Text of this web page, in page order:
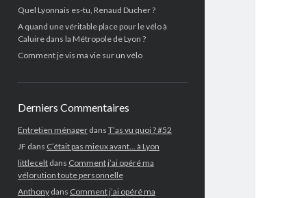
Quel Lyonnais es-tu, Renaud Ducher ?
A quand une véritable place pour le vélo à
Caluire dans la Métropole de Lyon ?
Comment je vis ma vie sur un vélo
Derniers Commentaires
Entretien ménagerdans T’as vu quoi ? #52
JF dans C’était pas mieux avant… à Lyon
littleceltdans Comment j’ai opéré ma
vélorution toute personnelle
Anthonydans Comment j’ai opéré ma